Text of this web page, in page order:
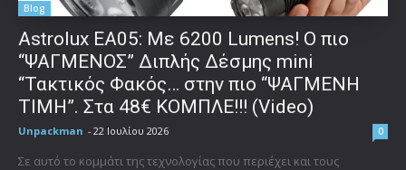
Blog
Astrolux ΕΑ05: Με 6200 Lumens! Ο πιο
“ΨΑΓΜΕΝΟΣ” Διπλής Δέσμης mini
“Τακτικός Φακός… στην πιο “ΨΑΓΜΕΝΗ
ΤΙΜΗ”. Στα 48€ ΚΟΜΠΛΕ!!! (Video)
Unpackman - 22 Ιουλίου 2026 0
Σε αυτό το κομμάτι της τεχνολογίας που περιέχει και τους